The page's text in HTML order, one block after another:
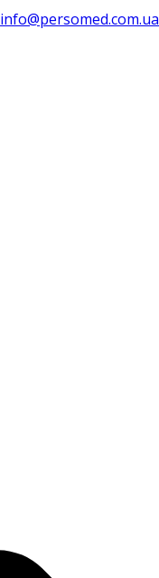
info@persomed.com.ua